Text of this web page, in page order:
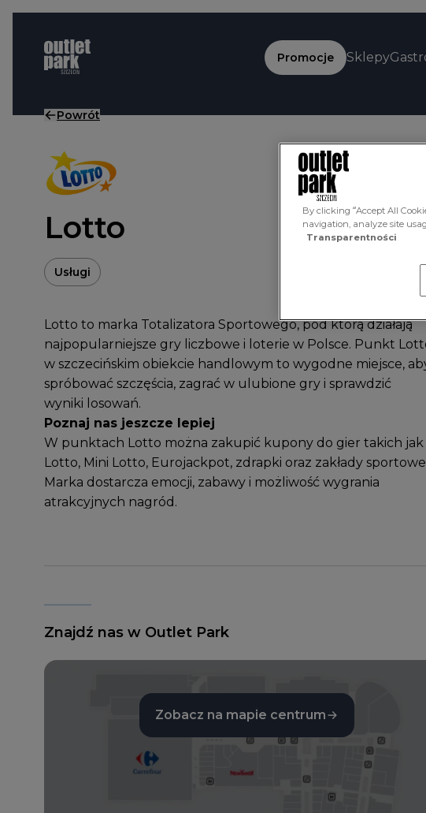
Przejdź do treści
Promocje Sklepy
Powrót
Lotto
Usługi
Lotto to marka Totalizatora Sportowego, pod którą działają
najpopularniejsze gry liczbowe i loterie w Polsce. Punkt
w szczecińskim obiekcie handlowym to wygodne miejsce,
spróbować szczęścia, zagrać w ulubione gry i sprawdzić
wyniki losowań.
Poznaj nas jeszcze lepiej
W punktach Lotto można zakupić kupony do gier takich jak
Lotto, Mini Lotto, Eurojackpot, zdrapki oraz zakłady
Marka dostarcza emocji, zabawy i możliwość wygrania
atrakcyjnych nagród.
Znajdź nas w Outlet Park
Zobacz na mapie centrum
By clicking “Accept All
navigation, analyze site
Transparentności